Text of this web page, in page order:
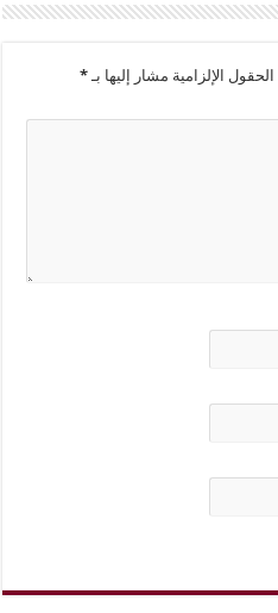
الحقول الإلزامية مشار إليها بـ*